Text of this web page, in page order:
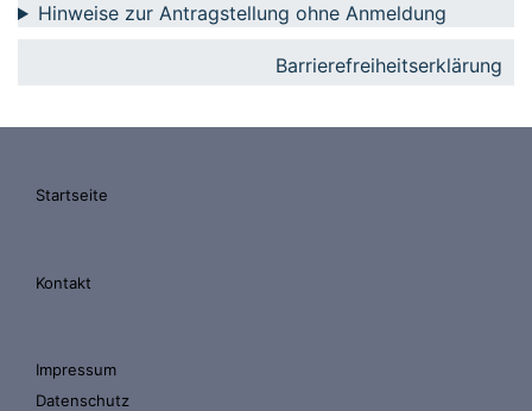
Hinweise zur Antragstellung ohne Anmeldung
Barrierefreiheitserklärung
Startseite
Kontakt
Impressum
Datenschutz